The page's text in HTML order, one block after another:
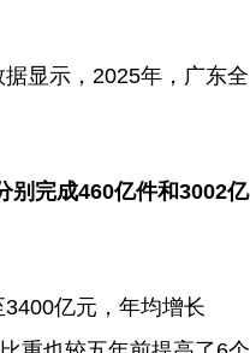
显示，2025年，广东全
别完成460亿件和3002亿
亿元，年均增长